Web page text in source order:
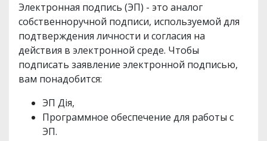
Электронная подпись (ЭП) - это аналог
собственноручной подписи, используемой для
подтверждения личности и согласия на
действия в электронной среде. Чтобы
подписать заявление электронной подписью,
вам понадобится:
ЭП Дія,
Программное обеспечение для работы с
ЭП.